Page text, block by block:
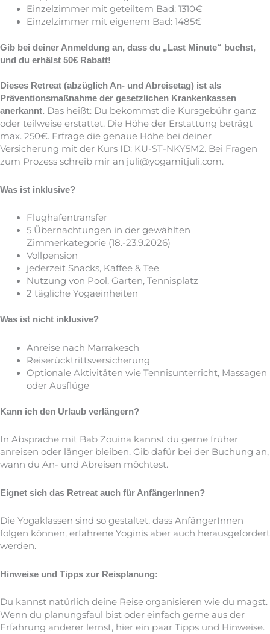
Einzelzimmer mit geteiltem Bad: 1310€
Einzelzimmer mit eigenem Bad: 1485€
Gib bei deiner Anmeldung an, dass du „Last Minute“ buchst,
und du erhälst 50€ Rabatt!
Dieses Retreat (abzüglich An- und Abreisetag) ist als
Präventionsmaßnahme der gesetzlichen Krankenkassen
anerkannt. Das heißt: Du bekommst die Kursgebühr ganz
oder teilweise erstattet. Die Höhe der Erstattung beträgt
max. 250€. Erfrage die genaue Höhe bei deiner
Versicherung mit der Kurs ID: KU-ST-NKY5M2. Bei Fragen
zum Prozess schreib mir an juli@yogamitjuli.com.
Was ist inklusive?
Flughafentransfer
5 Übernachtungen in der gewählten
Zimmerkategorie (18.-23.9.2026)
Vollpension
jederzeit Snacks, Kaffee & Tee
Nutzung von Pool, Garten, Tennisplatz
2 tägliche Yogaeinheiten
Was ist nicht inklusive?
Anreise nach Marrakesch
Reiserücktrittsversicherung
Optionale Aktivitäten wie Tennisunterricht, Massagen
oder Ausflüge
Kann ich den Urlaub verlängern?
In Absprache mit Bab Zouina kannst du gerne früher
anreisen oder länger bleiben. Gib dafür bei der Buchung an,
wann du An- und Abreisen möchtest.
Eignet sich das Retreat auch für AnfängerInnen?
Die Yogaklassen sind so gestaltet, dass AnfängerInnen
folgen können, erfahrene Yoginis aber auch herausgefordert
werden.
Hinweise und Tipps zur Reisplanung:
Du kannst natürlich deine Reise organisieren wie du magst.
Wenn du planungsfaul bist oder einfach gerne aus der
Erfahrung anderer lernst, hier ein paar Tipps und Hinweise.